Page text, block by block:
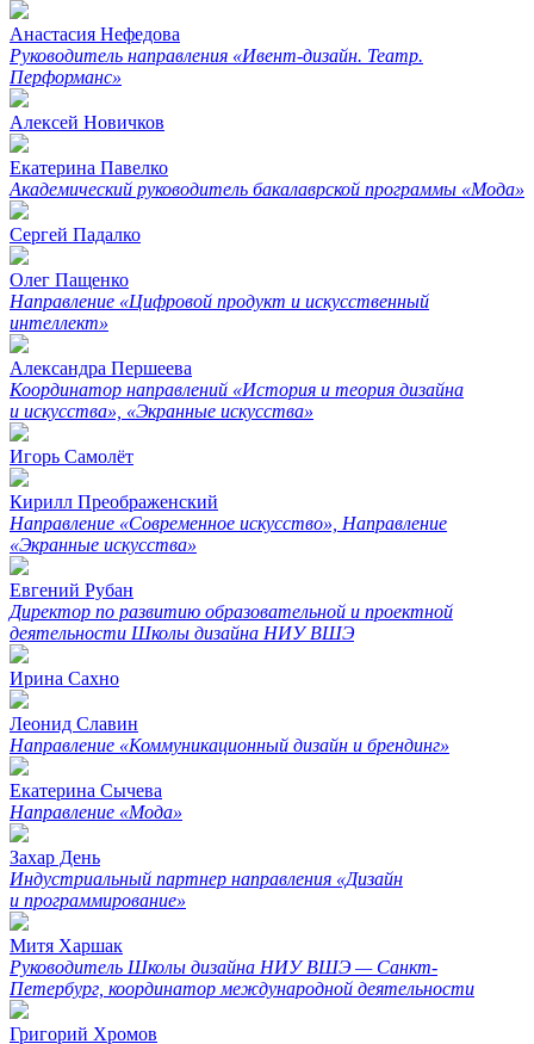
Анастасия Нефедова
Руководитель направления «Ивент-дизайн. Театр.
Перформанс»
Алексей Новичков
Екатерина Павелко
Академический руководитель бакалаврской программы «Мода»
Сергей Падалко
Олег Пащенко
Направление «Цифровой продукт и искусственный
интеллект»
Александра Першеева
Координатор направлений «История и теория дизайна
и искусства», «Экранные искусства»
Игорь Самолёт
Кирилл Преображенский
Направление «Современное искусство», Направление
«Экранные искусства»
Евгений Рубан
Директор по развитию образовательной и проектной
деятельности​​​​​​​ Школы дизайна НИУ ВШЭ
Ирина Сахно
Леонид Славин
Направление «Коммуникационный дизайн и брендинг»
Екатерина Сычева
Направление «Мода»
Захар День
Индустриальный партнер направления «Дизайн
и программирование»
Митя Харшак
Руководитель Школы дизайна НИУ ВШЭ — Санкт-
Петербург, координатор международной деятельности
Григорий Хромов